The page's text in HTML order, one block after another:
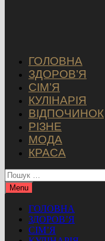
ГОЛОВНА
ЗДОРОВ’Я
СІМ’Я
КУЛІНАРІЯ
ВІДПОЧИНОК
РІЗНЕ
МОДА
КРАСА
Пошук:
Menu
ГОЛОВНА
ЗДОРОВ’Я
СІМ’Я